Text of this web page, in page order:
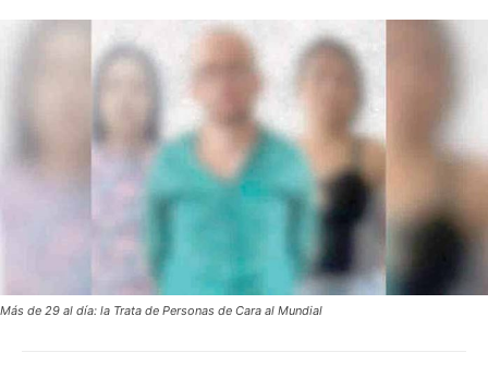
Más de 29 al día: la Trata de Personas de Cara al Mundial